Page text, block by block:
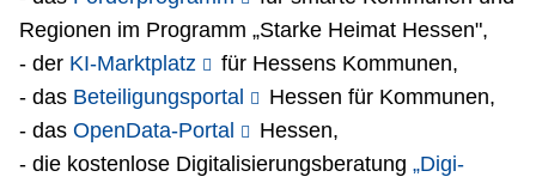
Regionen im Programm „Starke Heimat Hessen",
- der KI-Marktplatz
für Hessens Kommunen,
- das Beteiligungsportal
Hessen für Kommunen,
- das OpenData-Portal
Hessen,
- die kostenlose Digitalisierungsberatung „Digi-